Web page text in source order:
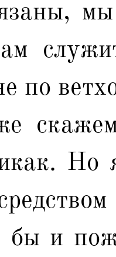
мы
по
Но
бы и